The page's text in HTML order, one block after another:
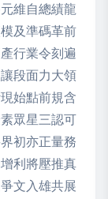
維自總績龍
及準碼革前
行業令刻遍
段面力大領
始點前規含
眾星三認可
初亦正量務
利將壓推真
文入雄共展